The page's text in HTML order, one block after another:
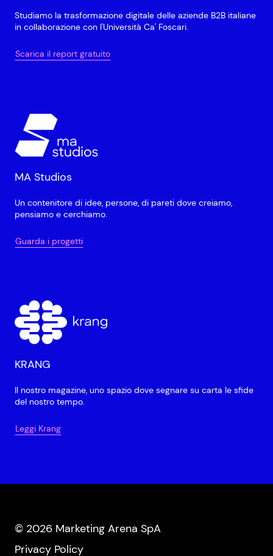
Studiamo la trasformazione digitale delle aziende B2B italiane
in collaborazione con l'Università Ca' Foscari.
Scarica il report gratuito
MA Studios
Un contenitore di idee, persone, di pareti dove creiamo,
pensiamo e cerchiamo.
Guarda i progetti
KRANG
Il nostro magazine, uno spazio dove segnare su carta le sfide
del nostro tempo.
Leggi Krang
© 2026 Marketing Arena SpA
Privacy Policy